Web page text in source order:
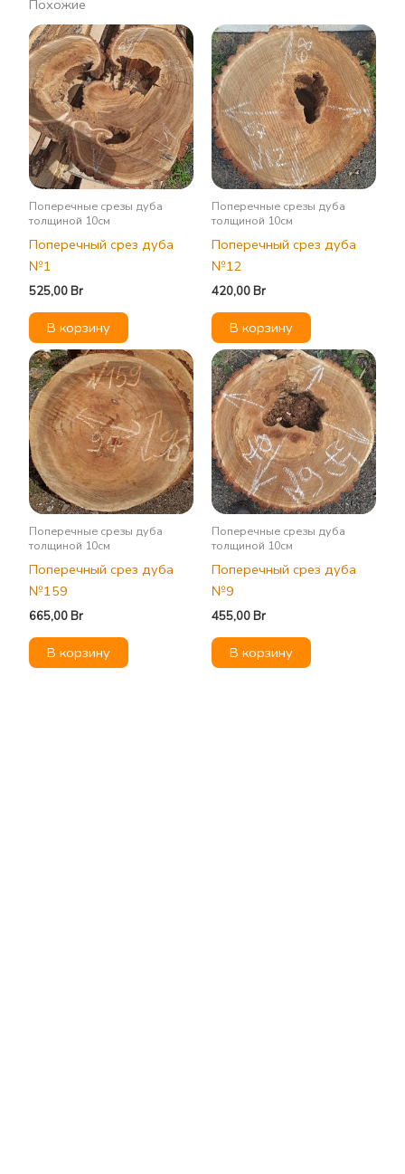
Похожие
Поперечные срезы дуба
толщиной 10см
Поперечный срез дуба
№1
525,00Br
В корзину
Поперечные срезы дуба
толщиной 10см
Поперечный срез дуба
№12
420,00Br
В корзину
Поперечные срезы дуба
толщиной 10см
Поперечный срез дуба
№159
665,00Br
В корзину
Поперечные срезы дуба
толщиной 10см
Поперечный срез дуба
№9
455,00Br
В корзину